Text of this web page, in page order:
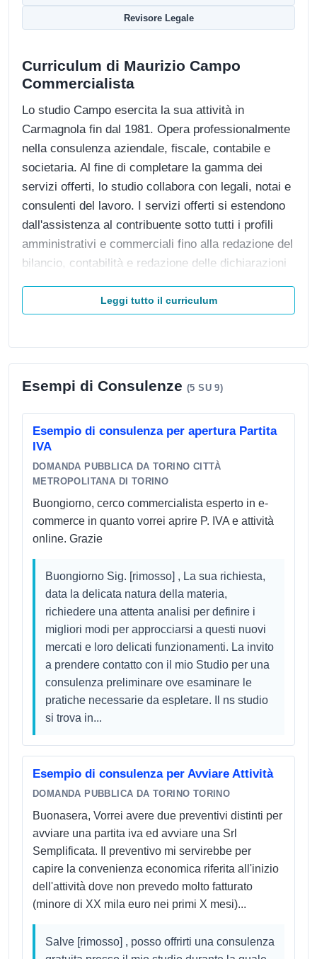
Revisore Legale
Curriculum di Maurizio Campo
Commercialista
Lo studio Campo esercita la sua attività in
Carmagnola fin dal 1981. Opera professionalmente
nella consulenza aziendale, fiscale, contabile e
societaria. Al fine di completare la gamma dei
servizi offerti, lo studio collabora con legali, notai e
consulenti del lavoro. I servizi offerti si estendono
dall'assistenza al contribuente sotto tutti i profili
amministrativi e commerciali fino alla redazione del
bilancio, contabilità e redazione delle dichiarazioni
per ditte individuali, professionisti e clienti privati,
amministrativi con un qualificato controllo
preventivo anche nel caso di complesse operazioni
societarie quali fusioni, incorporazioni, liquidazioni,
scissioni, trasformazioni, perizie asseverate, ecc.
Quale ragioniere commercialista, regolarmente
iscritto presso l'Ordine dei Dottori Commercialisti di
grado di assistere il contribuente nella funzione di
Mediatore Civile con regolare iscrizione presso
commerciali, aziende artigiane, professionisti,
minimi
Leggi tutto il curriculum
Esempi di Consulenze (5 SU 9)
Esempio di consulenza per apertura Partita
IVA
DOMANDA PUBBLICA DA TORINO CITTÀ
METROPOLITANA DI TORINO
Buongiorno, cerco commercialista esperto in e-
commerce in quanto vorrei aprire P. IVA e attività
online. Grazie
Buongiorno Sig. [rimosso] , La sua richiesta,
data la delicata natura della materia,
richiedere una attenta analisi per definire i
migliori modi per approcciarsi a questi nuovi
mercati e loro delicati funzionamenti. La invito
a prendere contatto con il mio Studio per una
consulenza preliminare ove esaminare le
pratiche necessarie da espletare. Il ns studio
si trova in...
Esempio di consulenza per Avviare Attività
DOMANDA PUBBLICA DA TORINO TORINO
Buonasera, Vorrei avere due preventivi distinti per
avviare una partita iva ed avviare una Srl
Semplificata. Il preventivo mi servirebbe per
capire la convenienza economica riferita all'inizio
dell'attività dove non prevedo molto fatturato
(minore di XX mila euro nei primi X mesi)...
Salve [rimosso] , posso offrirti una consulenza